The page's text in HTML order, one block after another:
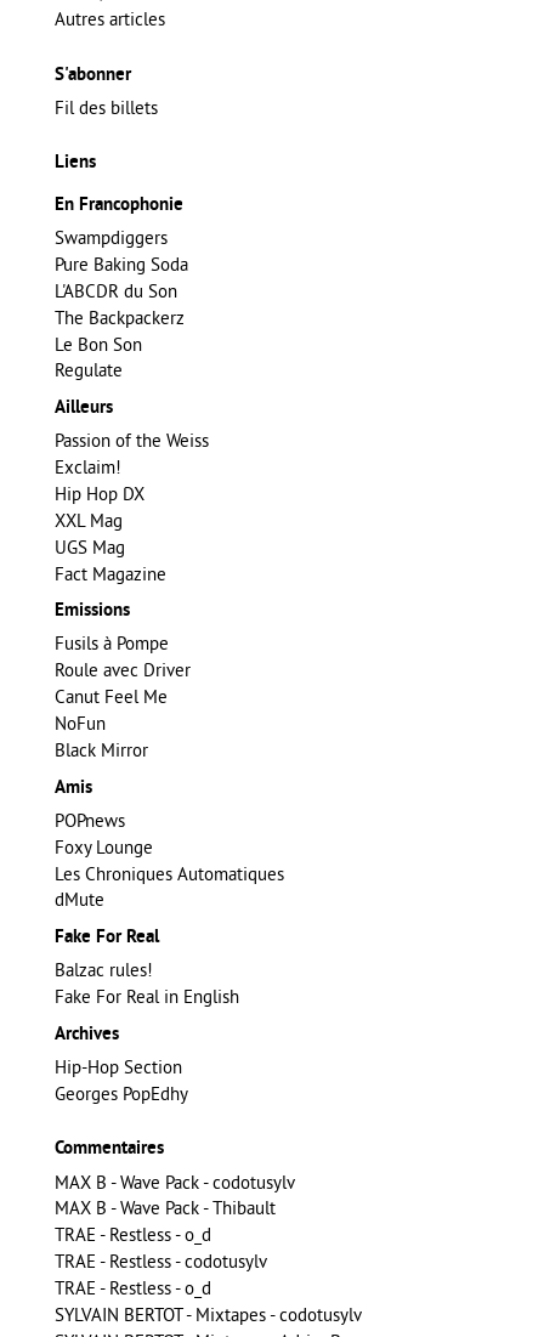
Autres articles
S'abonner
Fil des billets
Liens
En Francophonie
Swampdiggers
Pure Baking Soda
L'ABCDR du Son
The Backpackerz
Le Bon Son
Regulate
Ailleurs
Passion of the Weiss
Exclaim!
Hip Hop DX
XXL Mag
UGS Mag
Fact Magazine
Emissions
Fusils à Pompe
Roule avec Driver
Canut Feel Me
NoFun
Black Mirror
Amis
POPnews
Foxy Lounge
Les Chroniques Automatiques
dMute
Fake For Real
Balzac rules!
Fake For Real in English
Archives
Hip-Hop Section
Georges PopEdhy
Commentaires
MAX B - Wave Pack - codotusylv
MAX B - Wave Pack - Thibault
TRAE - Restless - o_d
TRAE - Restless - codotusylv
TRAE - Restless - o_d
SYLVAIN BERTOT - Mixtapes - codotusylv